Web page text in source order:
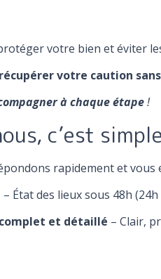
votre bien et éviter
récupérer votre caution
à chaque étape!
c’est
rapidement et vous
– État des lieux sous 48h (24h
et détaillé – Clair,